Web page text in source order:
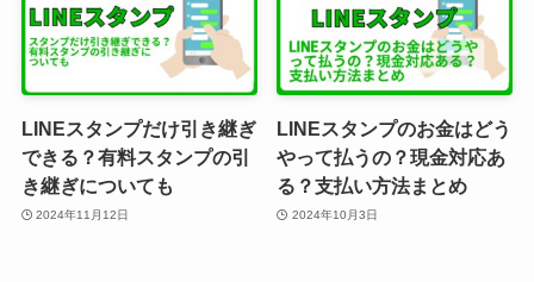
LINEスタンプだけ引き継ぎ
できる？有料スタンプの引
き継ぎについても
2024年11月12日
LINEスタンプのお金はどう
やって払うの？現金対応あ
る？支払い方法まとめ
2024年10月3日